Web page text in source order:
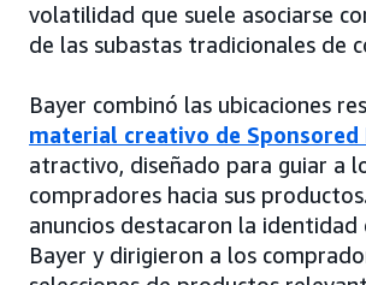
volatilidad que suele asociarse
de las subastas tradicionales de
Bayer combinó las ubicaciones
material creativo de Sponsored
atractivo, diseñado para guiar a
compradores hacia sus
anuncios destacaron la identidad
Bayer y dirigieron a los